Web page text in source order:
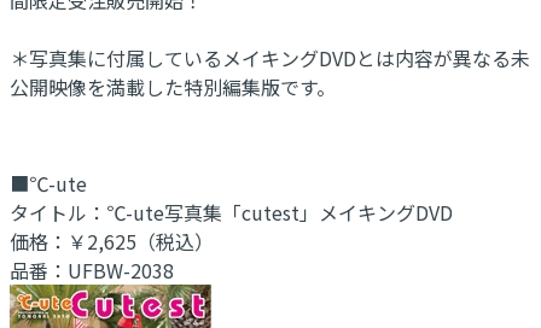
＊写真集に付属しているメイキングDVDとは内容が異なる未
公開映像を満載した特別編集版です。
■℃-ute
タイトル：℃-ute写真集「cutest」メイキングDVD
価格：￥2,625（税込）
品番：UFBW-2038